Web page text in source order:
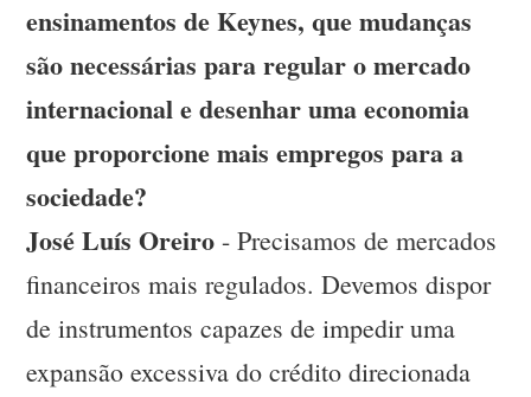
ensinamentos de Keynes, que mudanças
são necessárias para regular o mercado
internacional e desenhar uma economia
que proporcione mais empregos para a
sociedade?
José Luís Oreiro - Precisamos de mercados
financeiros mais regulados. Devemos dispor
de instrumentos capazes de impedir uma
expansão excessiva do crédito direcionada